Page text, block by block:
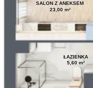
SALON Z ANEKSEM
23,00 m²
ŁAZIENKA
5,60 m²